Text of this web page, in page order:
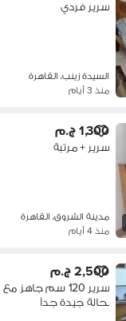
سرير فردي
السيدة زينب، القاهرة
منذ 3 أيام
1,300 ج.م
سرير + مرتبة
مدينة الشروق، القاهرة
منذ 4 أيام
2,500 ج.م
سرير 120 سم
بحالة جيدة جداً